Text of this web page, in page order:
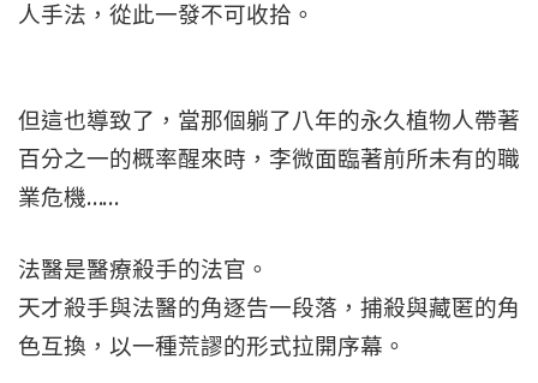
人手法，從此一發不可收拾。
但這也導致了，當那個躺了八年的永久植物人帶著
百分之一的概率醒來時，李微面臨著前所未有的職
業危機……
法醫是醫療殺手的法官。
天才殺手與法醫的角逐告一段落，捕殺與藏匿的角
色互換，以一種荒謬的形式拉開序幕。